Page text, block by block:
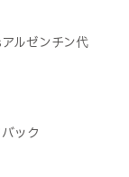
ルゼンチン代
ック